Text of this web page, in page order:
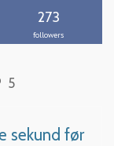
273
followers
5
sekund før